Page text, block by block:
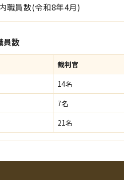
職員数(令和8年4月)
員数
裁判官
14名
7名
21名